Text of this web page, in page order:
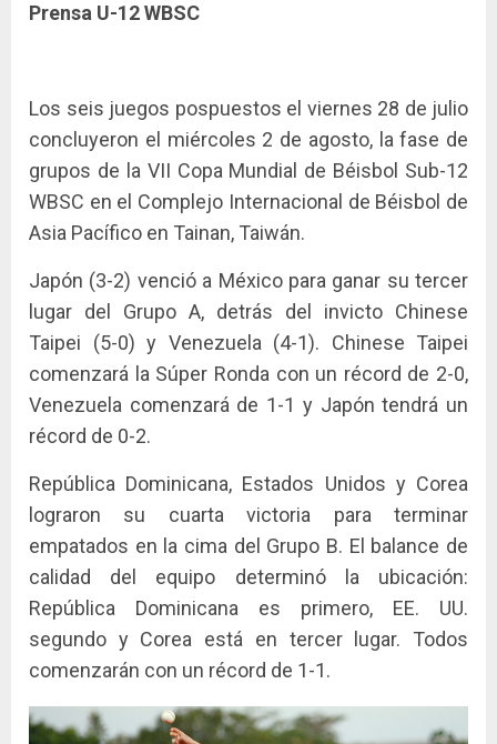
Prensa U-12 WBSC
Los seis juegos pospuestos el viernes 28 de julio
concluyeron el miércoles 2 de agosto, la fase de
grupos de la VII Copa Mundial de Béisbol Sub-12
WBSC en el Complejo Internacional de Béisbol de
Asia Pacífico en Tainan, Taiwán.
Japón (3-2) venció a México para ganar su tercer
lugar del Grupo A, detrás del invicto Chinese
Taipei (5-0) y Venezuela (4-1). Chinese Taipei
comenzará la Súper Ronda con un récord de 2-0,
Venezuela comenzará de 1-1 y Japón tendrá un
récord de 0-2.
República Dominicana, Estados Unidos y Corea
lograron su cuarta victoria para terminar
empatados en la cima del Grupo B. El balance de
calidad del equipo determinó la ubicación:
República Dominicana es primero, EE. UU.
segundo y Corea está en tercer lugar. Todos
comenzarán con un récord de 1-1.